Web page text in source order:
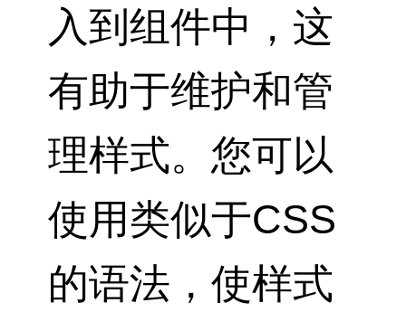
入到组件中，这
有助于维护和管
理样式。您可以
使用类似于CSS
的语法，使样式